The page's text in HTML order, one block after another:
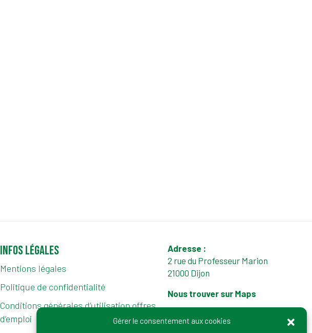
Gérer le consentement aux cookies
Infos légales
Mentions légales
Politique de confidentialité
Conditions générales d’utilisation offres
d’emploi
Adresse :
2 rue du Professeur Marion
21000 Dijon
Nous trouver sur Maps
Email :contact@irtess.fr